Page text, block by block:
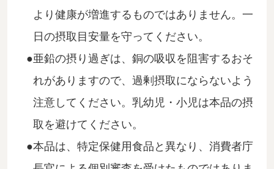
より健康が増進するものではありません。一
日の摂取目安量を守ってください。
亜鉛の摂り過ぎは、銅の吸収を阻害するおそ
れがありますので、過剰摂取にならないよう
注意してください。乳幼児・小児は本品の摂
取を避けてください。
本品は、特定保健用食品と異なり、消費者庁